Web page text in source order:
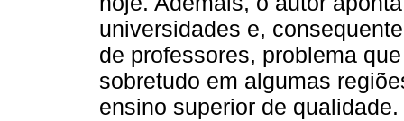
universidades e,
de professores, problema
sobretudo em algumas
ensino superior de qualidade.